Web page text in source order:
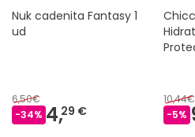
Nuk cadenita Fantasy 1
ud
6,50€
-34% 4,29 €
10,44€
-5%